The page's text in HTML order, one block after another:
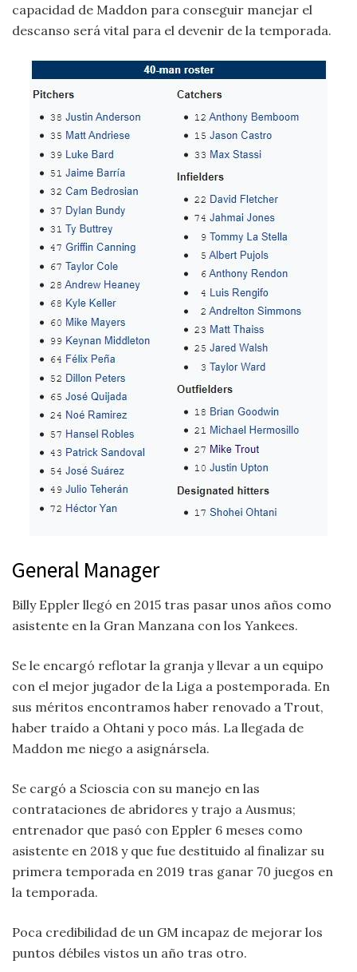
capacidad de Maddon para conseguir manejar el
descanso será vital para el devenir de la temporada.
General Manager
Billy Eppler llegó en 2015 tras pasar unos años como
asistente en la Gran Manzana con los Yankees.
Se le encargó reflotar la granja y llevar a un equipo
con el mejor jugador de la Liga a postemporada. En
sus méritos encontramos haber renovado a Trout,
haber traído a Ohtani y poco más. La llegada de
Maddon me niego a asignársela.
Se cargó a Scioscia con su manejo en las
contrataciones de abridores y trajo a Ausmus;
entrenador que pasó con Eppler 6 meses como
asistente en 2018 y que fue destituido al finalizar su
primera temporada en 2019 tras ganar 70 juegos en
la temporada.
Poca credibilidad de un GM incapaz de mejorar los
puntos débiles vistos un año tras otro.